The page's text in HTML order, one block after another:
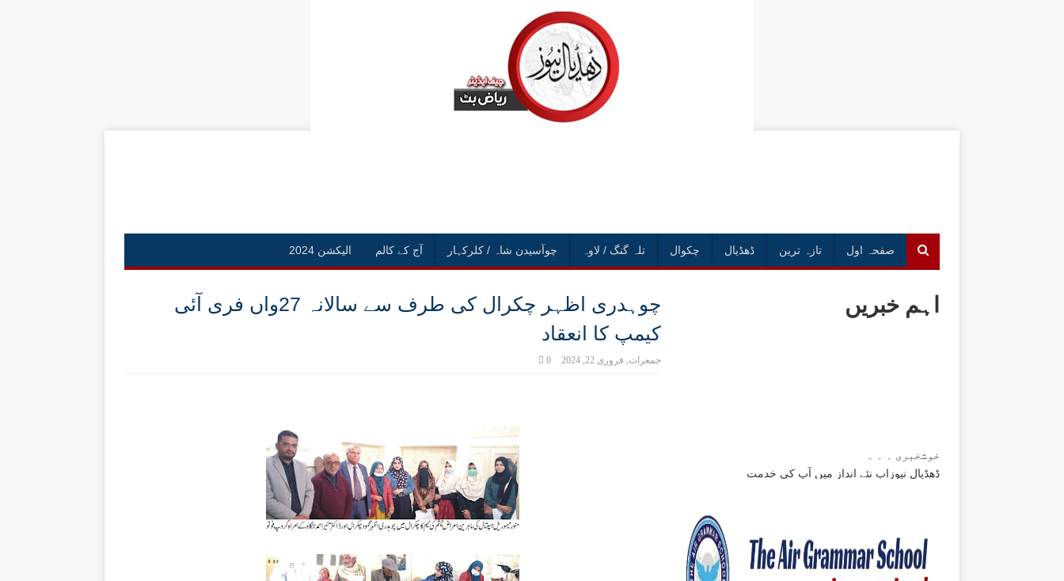
صفحہ اول تازہ ترین ڈھڈیال چکوال تلہ گنگ / لاوہ چوآسیدن شاہ / کلرکہار آج کے کالم الیکشن 2024
چوہدری اظہر چکرال کی طرف سے سالانہ 27واں فری آئی
کیمپ کا انعقاد
جمعرات, فروری 22, 2024 0
اہم خبریں
ڈھڈیال نیوزاب نئے انداز میں آپ کی خدمت
نئی خبر ایک لمحے میں آپ کے سامنے اسی جگہ پر